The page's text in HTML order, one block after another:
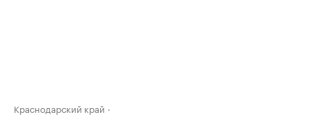
Краснодарский край